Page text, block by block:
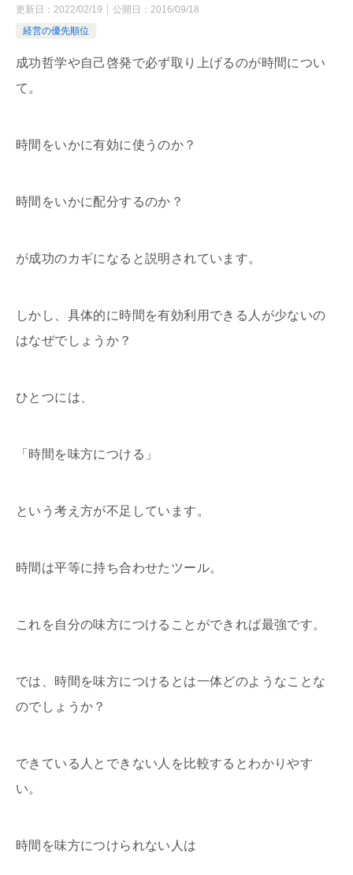
更新日： 2022/02/19 公開日： 2016/09/18
経営の優先順位
成功哲学や自己啓発で必ず取り上げるのが時間につい
て。
時間をいかに有効に使うのか？
時間をいかに配分するのか？
が成功のカギになると説明されています。
しかし、具体的に時間を有効利用できる人が少ないの
はなぜでしょうか？
ひとつには、
「時間を味方につける」
という考え方が不足しています。
時間は平等に持ち合わせたツール。
これを自分の味方につけることができれば最強です。
では、時間を味方につけるとは一体どのようなことな
のでしょうか？
できている人とできない人を比較するとわかりやす
い。
時間を味方につけられない人は